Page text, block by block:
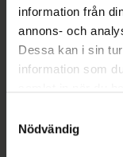
information från
annons- och
Dessa kan i sin
information som
återkalla ditt
Nödvändig